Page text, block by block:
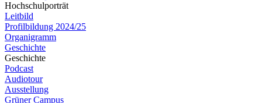
Hochschulporträt
Leitbild
Profilbildung 2024/25
Organigramm
Geschichte
Geschichte
Podcast
Audiotour
Ausstellung
Grüner Campus